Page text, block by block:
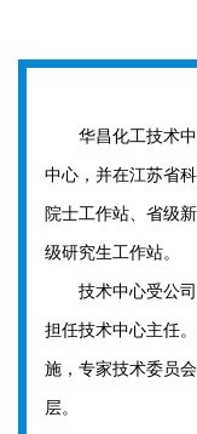
华昌化工技术中
中心，并在江苏省
院士工作站、省级
级研究生工作站。
技术中心受公司
担任技术中心主任
施，专家技术委员
层。